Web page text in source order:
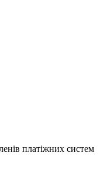
платіжних систем